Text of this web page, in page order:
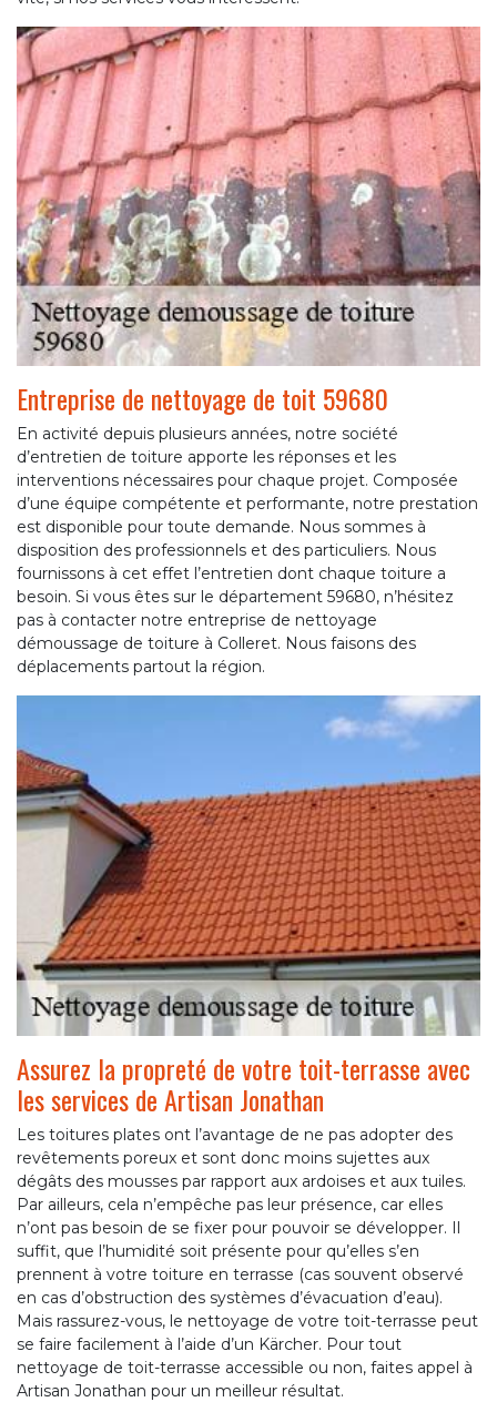
Entreprise de nettoyage de toit 59680
En activité depuis plusieurs années, notre société
d’entretien de toiture apporte les réponses et les
interventions nécessaires pour chaque projet. Composée
d’une équipe compétente et performante, notre prestation
est disponible pour toute demande. Nous sommes à
disposition des professionnels et des particuliers. Nous
fournissons à cet effet l’entretien dont chaque toiture a
besoin. Si vous êtes sur le département 59680, n’hésitez
pas à contacter notre entreprise de nettoyage
démoussage de toiture à Colleret. Nous faisons des
déplacements partout la région.
Assurez la propreté de votre toit-terrasse avec
les services de Artisan Jonathan
Les toitures plates ont l’avantage de ne pas adopter des
revêtements poreux et sont donc moins sujettes aux
dégâts des mousses par rapport aux ardoises et aux tuiles.
Par ailleurs, cela n’empêche pas leur présence, car elles
n’ont pas besoin de se fixer pour pouvoir se développer. Il
suffit, que l’humidité soit présente pour qu’elles s’en
prennent à votre toiture en terrasse (cas souvent observé
en cas d’obstruction des systèmes d’évacuation d’eau).
Mais rassurez-vous, le nettoyage de votre toit-terrasse peut
se faire facilement à l’aide d’un Kärcher. Pour tout
nettoyage de toit-terrasse accessible ou non, faites appel à
Artisan Jonathan pour un meilleur résultat.